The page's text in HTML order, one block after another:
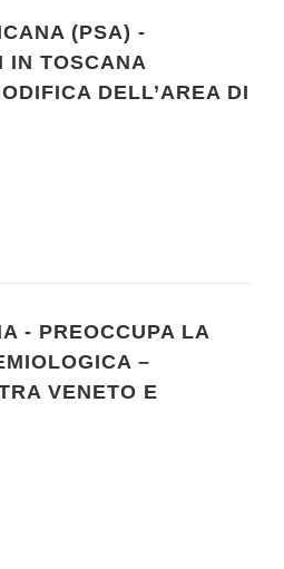
(PSA) -
IN TOSCANA
DELL’AREA DI
- PREOCCUPA LA
–
VENETO E